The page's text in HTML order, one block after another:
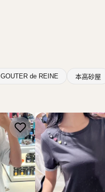
GOUTER de REINE 本高砂屋